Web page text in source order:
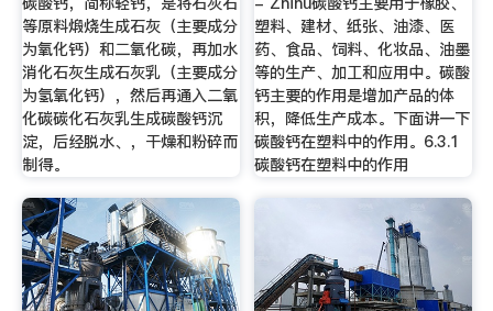
等原料煅烧生成石灰（主要成分
为氧化钙）和二氧化碳，再加水
消化石灰生成石灰乳（主要成分
为氢氧化钙），然后再通入二氧
化碳碳化石灰乳生成碳酸钙沉
淀，后经脱水、，干燥和粉碎而
制得。
塑料、建材、纸张、油漆、医
药、食品、饲料、化妆品、油墨
等的生产、加工和应用中。碳酸
钙主要的作用是增加产品的体
积，降低生产成本。下面讲一下
碳酸钙在塑料中的作用。6.3.1
碳酸钙在塑料中的作用